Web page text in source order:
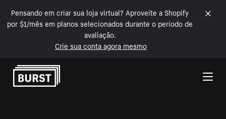
Pensando em criar sua loja virtual? Aproveite a Shopify
por $1/mês em planos selecionados durante o período de
avaliação.
Crie sua conta agora mesmo
Pular para o conteúdo